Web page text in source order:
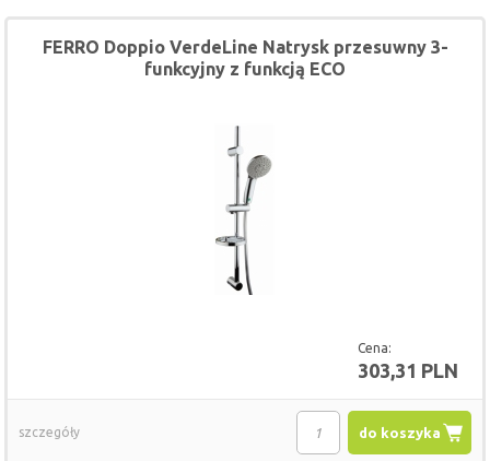
Cena:
303,31 PLN
FERRO Doppio VerdeLine Natrysk przesuwny 3-
funkcyjny z funkcją ECO
do koszyka
szczegóły